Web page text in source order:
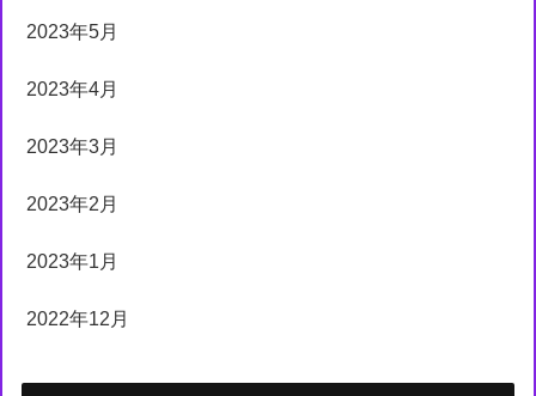
2023年5月
2023年4月
2023年3月
2023年2月
2023年1月
2022年12月